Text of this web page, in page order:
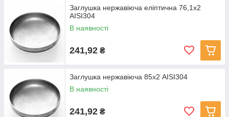
Заглушка нержавіюча еліптична 76,1х2
AISI304
В наявності
241,92 ₴
Заглушка нержавіюча 85х2 AISI304
В наявності
241,92 ₴